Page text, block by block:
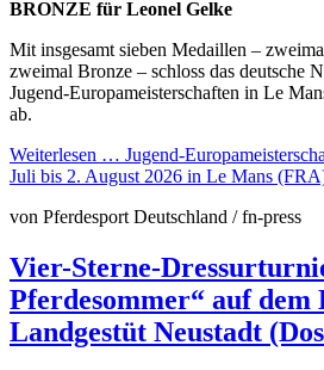
BRONZE für Leonel Gelke
Mit insgesamt sieben Medaillen –
zweimal Bronze – schloss das deutsche
Jugend-Europameisterschaften in Le
ab.
Weiterlesen … Jugend-
Juli bis 2. August 2026 in Le Mans
von Pferdesport Deutschland / fn-press
Vier-Sterne-
Pferdesommer“ auf dem
Landgestüt Neustadt